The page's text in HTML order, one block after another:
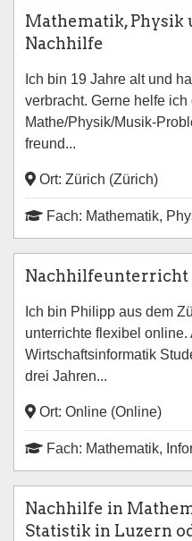
Mathematik, Physik
Nachhilfe
Ich bin 19 Jahre alt und
verbracht. Gerne helfe
Mathe/Physik/Musik-
freund...
Ort: Zürich (Zürich)
Fach: Mathematik,
Nachhilfeunterricht
Ich bin Philipp aus dem
unterrichte flexibel online.
Wirtschaftsinformatik
drei Jahren...
Ort: Online (Online)
Fach: Mathematik,
Nachhilfe in
Statistik in Luzern